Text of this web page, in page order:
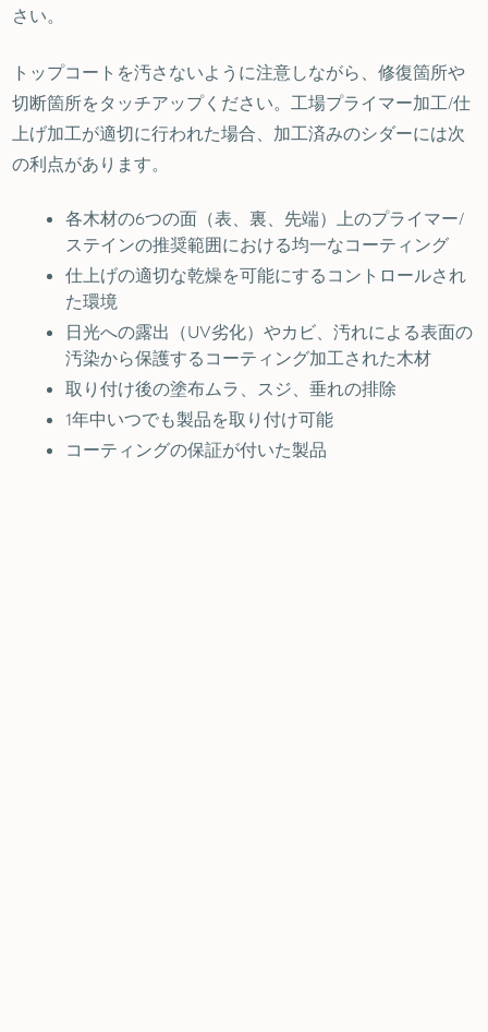
さい。
トップコートを汚さないように注意しながら、修復箇所や
切断箇所をタッチアップください。工場プライマー加工/仕
上げ加工が適切に行われた場合、加工済みのシダーには次
の利点があります。
各木材の6つの面（表、裏、先端）上のプライマー/
ステインの推奨範囲における均一なコーティング
仕上げの適切な乾燥を可能にするコントロールされ
た環境
日光への露出（UV劣化）やカビ、汚れによる表面の
汚染から保護するコーティング加工された木材
取り付け後の塗布ムラ、スジ、垂れの排除
1年中いつでも製品を取り付け可能
コーティングの保証が付いた製品